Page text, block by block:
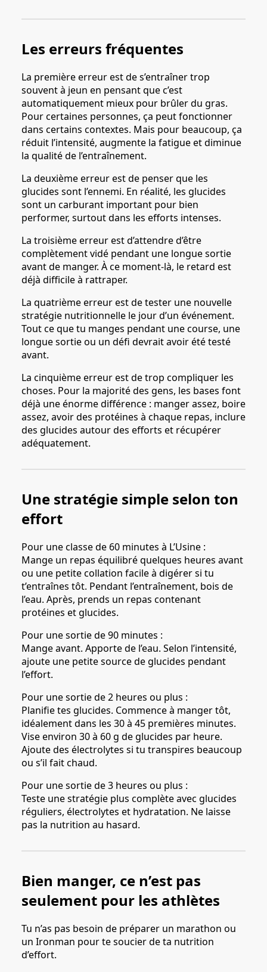
Les erreurs fréquentes
La première erreur est de s’entraîner trop
souvent à jeun en pensant que c’est
automatiquement mieux pour brûler du gras.
Pour certaines personnes, ça peut fonctionner
dans certains contextes. Mais pour beaucoup, ça
réduit l’intensité, augmente la fatigue et diminue
la qualité de l’entraînement.
La deuxième erreur est de penser que les
glucides sont l’ennemi. En réalité, les glucides
sont un carburant important pour bien
performer, surtout dans les efforts intenses.
La troisième erreur est d’attendre d’être
complètement vidé pendant une longue sortie
avant de manger. À ce moment-là, le retard est
déjà difficile à rattraper.
La quatrième erreur est de tester une nouvelle
stratégie nutritionnelle le jour d’un événement.
Tout ce que tu manges pendant une course, une
longue sortie ou un défi devrait avoir été testé
avant.
La cinquième erreur est de trop compliquer les
choses. Pour la majorité des gens, les bases font
déjà une énorme différence : manger assez, boire
assez, avoir des protéines à chaque repas, inclure
des glucides autour des efforts et récupérer
adéquatement.
Une stratégie simple selon ton
effort
Pour une classe de 60 minutes à L’Usine :
Mange un repas équilibré quelques heures avant
ou une petite collation facile à digérer si tu
t’entraînes tôt. Pendant l’entraînement, bois de
l’eau. Après, prends un repas contenant
protéines et glucides.
Pour une sortie de 90 minutes :
Mange avant. Apporte de l’eau. Selon l’intensité,
ajoute une petite source de glucides pendant
l’effort.
Pour une sortie de 2 heures ou plus :
Planifie tes glucides. Commence à manger tôt,
idéalement dans les 30 à 45 premières minutes.
Vise environ 30 à 60 g de glucides par heure.
Ajoute des électrolytes si tu transpires beaucoup
ou s’il fait chaud.
Pour une sortie de 3 heures ou plus :
Teste une stratégie plus complète avec glucides
réguliers, électrolytes et hydratation. Ne laisse
pas la nutrition au hasard.
Bien manger, ce n’est pas
seulement pour les athlètes
Tu n’as pas besoin de préparer un marathon ou
un Ironman pour te soucier de ta nutrition
d’effort.